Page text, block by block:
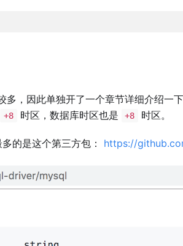
多，因此单独开了一个章节详细介绍一下
+8 时区，数据库时区也是 +8 时区。
的是这个第三方包： https://